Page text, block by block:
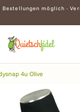
Bestellungen möglich ·
4u Olive